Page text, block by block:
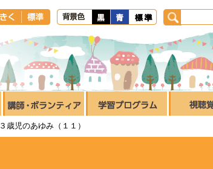
３歳児のあゆみ（１１）